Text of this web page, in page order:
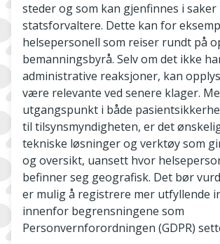
steder og som kan gjenfinnes i saker
statsforvaltere. Dette kan for
helsepersonell som reiser rundt på
bemanningsbyrå. Selv om det ikke
administrative reaksjoner, kan
være relevante ved senere klager.
utgangspunkt i både
til tilsynsmyndigheten, er det
tekniske løsninger og verktøy som
og oversikt, uansett hvor
befinner seg geografisk. Det bør
er mulig å registrere mer utfyllende
innenfor begrensningene som
Personvernforordningen (GDPR)